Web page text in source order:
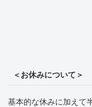
＜お休みについて＞
基本的な休みに加えて